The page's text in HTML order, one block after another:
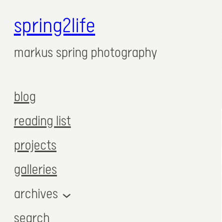
spring2life
markus spring photography
blog
reading list
projects
galleries
archives
search